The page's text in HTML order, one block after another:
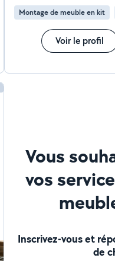
Montage de meuble en kit
Voir le profil
Vous
vos
Inscrivez-vous et
de